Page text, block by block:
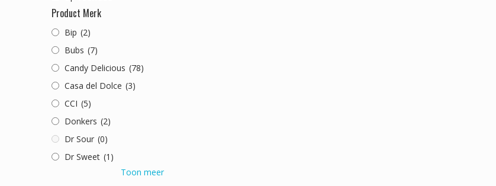
Product Merk
Bip (2)
Bubs (7)
Candy Delicious (78)
Casa del Dolce (3)
CCI (5)
Donkers (2)
Dr Sour (0)
Dr Sweet (1)
Toon meer